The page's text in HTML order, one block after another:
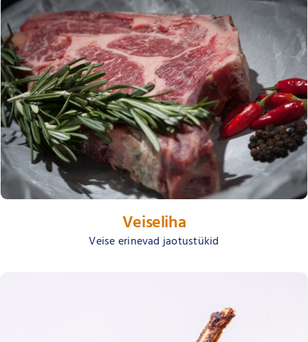
Veiseliha
Veise erinevad jaotustükid